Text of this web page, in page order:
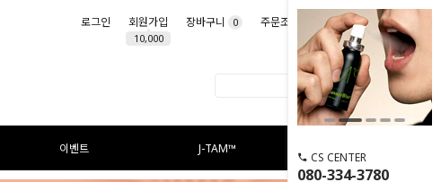
로그인 회원가입
10,000
장바구니 0 주문조회 마이페이지
이벤트 J-TAM™
CS CENTER
080-334-3780